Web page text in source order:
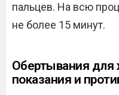
пальцев. На всю
не более 15 минут.
Обертывания для
показания и